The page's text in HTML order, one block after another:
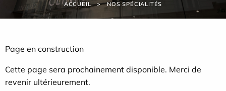
ACCUEIL NOS SPÉCIALITÉS
Page en construction
Cette page sera prochainement disponible. Merci de
revenir ultérieurement.